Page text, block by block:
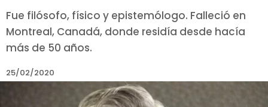
Fue filósofo, físico y epistemólogo. Falleció en
Montreal, Canadá, donde residía desde hacía
más de 50 años.
25/02/2020